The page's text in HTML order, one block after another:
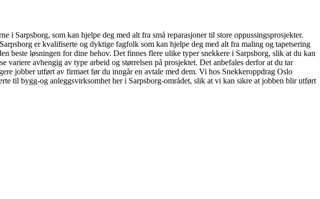
i Sarpsborg, som kan hjelpe deg med alt fra små reparasjoner til store oppussingsprosjekter.
er kvalifiserte og dyktige fagfolk som kan hjelpe deg med alt fra maling og tapetsering
beste løsningen for dine behov. Det finnes flere ulike typer snekkere i Sarpsborg, slik at du kan
variere avhengig av type arbeid og størrelsen på prosjektet. Det anbefales derfor at du tar
jobber utført av firmaet før du inngår en avtale med dem. Vi hos Snekkeroppdrag Oslo
til bygg-og anleggsvirksomhet her i Sarpsborg-området, slik at vi kan sikre at jobben blir utført